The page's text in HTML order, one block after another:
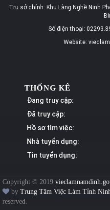
Trụ sở chính: Khu Làng Nghề Ninh
Số điện thoại:
Website:
THỐNG KÊ
Đang truy cập:
Đã truy cập:
Hồ sơ tìm việc:
Nhà tuyển dụng:
Tin tuyển dụng:
Copyright © 2019
by Trung Tâm Việc Làm Tỉnh
reserved.